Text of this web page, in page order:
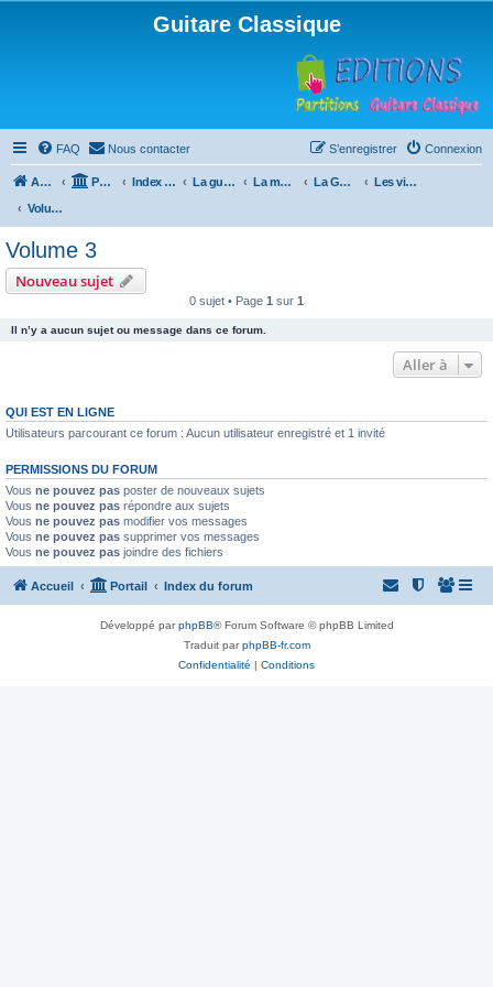
Guitare Classique
FAQ Nous contacter Connexion
S’enregistrer
Accueil Portail Index du forum La guitare : instrument, cours et théorie La méthode à Paulo La Guitare, Paulo da Fontoura
Les vidéos de la méthode
Volume 3
Volume 3
Nouveau sujet
0 sujet • Page 1 sur 1
Il n’y a aucun sujet ou message dans ce forum.
Aller à
QUI EST EN LIGNE
Utilisateurs parcourant ce forum : Aucun utilisateur enregistré et 1 invité
PERMISSIONS DU FORUM
Vous ne pouvez pas poster de nouveaux sujets
Vous ne pouvez pas répondre aux sujets
Vous ne pouvez pas modifier vos messages
Vous ne pouvez pas supprimer vos messages
Vous ne pouvez pas joindre des fichiers
Accueil Portail Index du forum
Développé parphpBB® Forum Software © phpBB Limited
Traduit parphpBB-fr.com
Confidentialité | Conditions